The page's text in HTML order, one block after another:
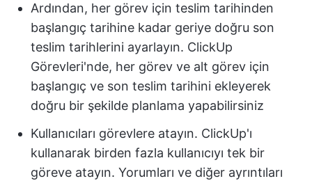
Ardından, her görev için teslim tarihinden
başlangıç tarihine kadar geriye doğru son
teslim tarihlerini ayarlayın. ClickUp
Görevleri'nde, her görev ve alt görev için
başlangıç ve son teslim tarihini ekleyerek
doğru bir şekilde planlama yapabilirsiniz
Kullanıcıları görevlere atayın. ClickUp'ı
kullanarak birden fazla kullanıcıyı tek bir
göreve atayın. Yorumları ve diğer ayrıntıları